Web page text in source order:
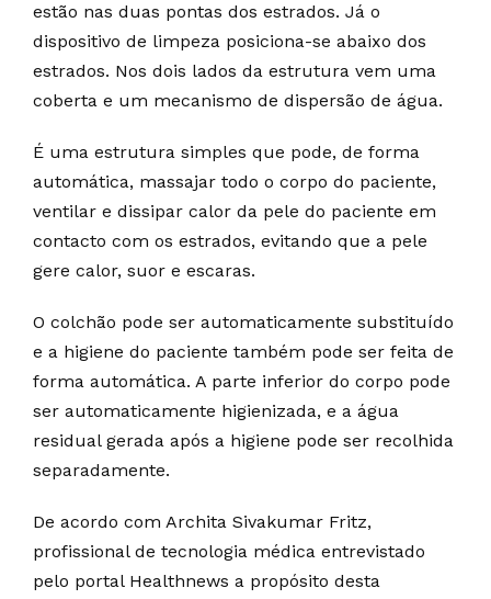
estão nas duas pontas dos estrados. Já o
dispositivo de limpeza posiciona-se abaixo dos
estrados. Nos dois lados da estrutura vem uma
coberta e um mecanismo de dispersão de água.
É uma estrutura simples que pode, de forma
automática, massajar todo o corpo do paciente,
ventilar e dissipar calor da pele do paciente em
contacto com os estrados, evitando que a pele
gere calor, suor e escaras.
O colchão pode ser automaticamente substituído
e a higiene do paciente também pode ser feita de
forma automática. A parte inferior do corpo pode
ser automaticamente higienizada, e a água
residual gerada após a higiene pode ser recolhida
separadamente.
De acordo com Archita Sivakumar Fritz,
profissional de tecnologia médica entrevistado
pelo portal Healthnews a propósito desta